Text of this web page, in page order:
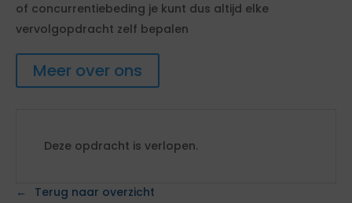
of concurrentiebeding je kunt dus altijd elke
vervolgopdracht zelf bepalen
Meer over ons
Deze opdracht is verlopen.
Terug naar overzicht